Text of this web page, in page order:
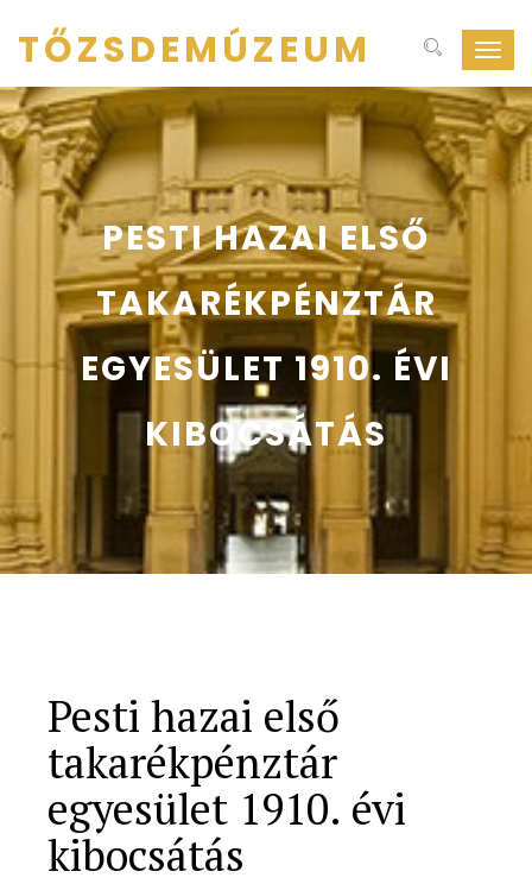
ki-
be
TŐZSDEMÚZEUM
PESTI HAZAI ELSŐ
TAKARÉKPÉNZTÁR
EGYESÜLET 1910. ÉVI
KIBOCSÁTÁS
Pesti hazai első
takarékpénztár
egyesület 1910. évi
kibocsátás